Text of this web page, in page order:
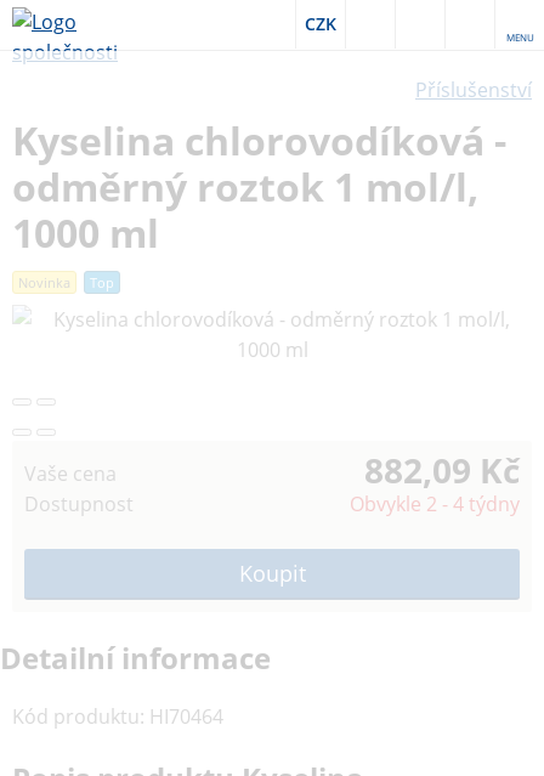
CZK
MENU
Příslušenství
Kyselina chlorovodíková -
odměrný roztok 1 mol/l,
1000 ml
Novinka Top
Vaše cena 882,09 Kč
Dostupnost Obvykle 2 - 4 týdny
Detailní informace
Kód produktu: HI70464